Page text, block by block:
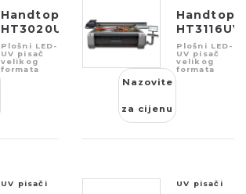
Handtop
HT3020UV
Plošni LED-
UV pisač
velikog
formata
Handtop
HT3116UV
Plošni LED-
UV pisač
velikog
formata
Nazovite
za cijenu
UV pisači UV pisači